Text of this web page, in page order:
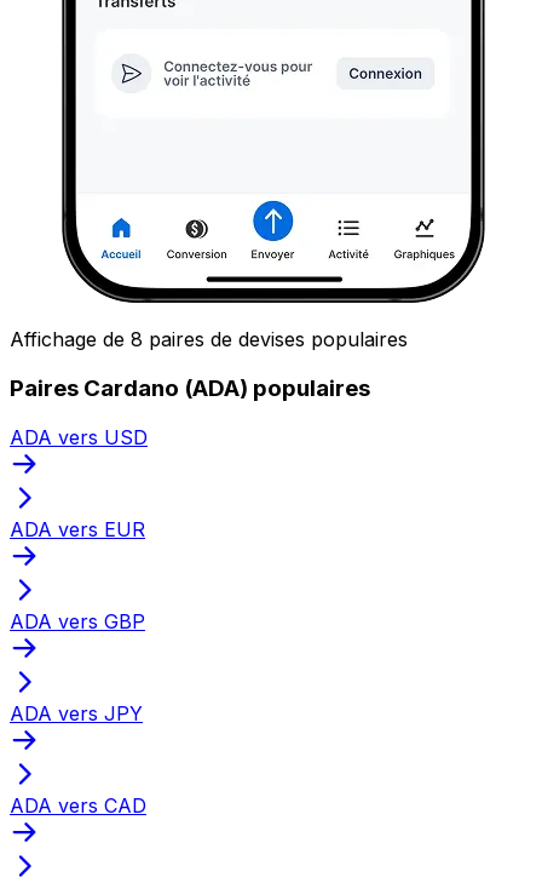
Affichage de 8 paires de devises populaires
Paires Cardano (ADA) populaires
ADA vers USD
ADA vers EUR
ADA vers GBP
ADA vers JPY
ADA vers CAD